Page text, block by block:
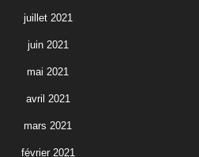
juillet 2021
juin 2021
mai 2021
avril 2021
mars 2021
février 2021